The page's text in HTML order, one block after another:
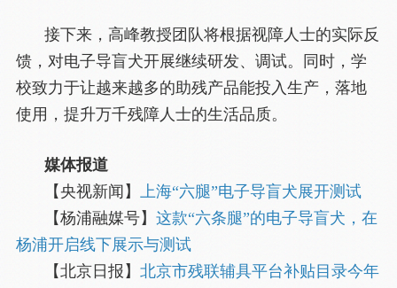
接下来，高峰教授团队将根据视障人士的实际反
馈，对电子导盲犬开展继续研发、调试。同时，学
校致力于让越来越多的助残产品能投入生产，落地
使用，提升万千残障人士的生活品质。
媒体报道
【央视新闻】上海“六腿”电子导盲犬展开测试
【杨浦融媒号】这款“六条腿”的电子导盲犬，在
杨浦开启线下展示与测试
【北京日报】北京市残联辅具平台补贴目录今年